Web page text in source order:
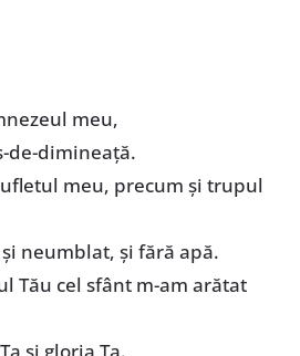
meu,
de-dimineață.
meu, precum și trupul
neumblat, și fără apă.
Tău cel sfânt m-am arătat